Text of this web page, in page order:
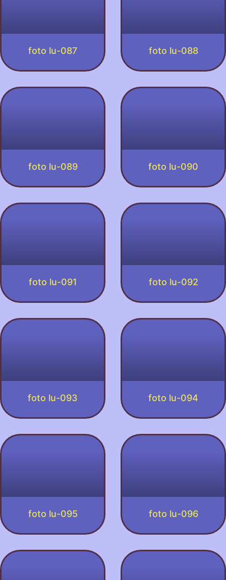
foto lu-087 foto lu-088
foto lu-089 foto lu-090
foto lu-091 foto lu-092
foto lu-093 foto lu-094
foto lu-095 foto lu-096